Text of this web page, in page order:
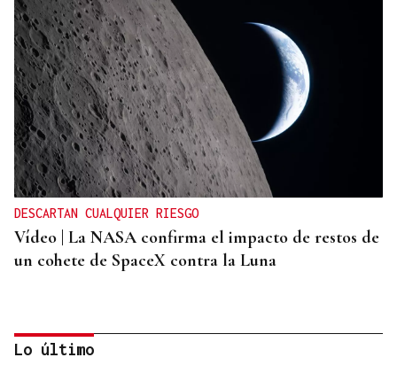
DESCARTAN CUALQUIER RIESGO
Vídeo | La NASA confirma el impacto de restos de
un cohete de SpaceX contra la Luna
Lo último